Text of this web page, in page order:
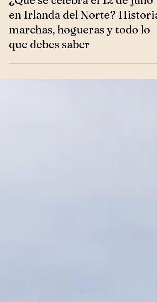
Jul 11 10 min read
CULTURA Y TRADICIONES
¿Qué se celebra el 12 de julio
en Irlanda del Norte? Historia,
marchas, hogueras y todo lo